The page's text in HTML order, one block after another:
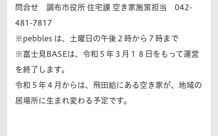
問合せ 調布市役所 住宅課 空き家施策担当 042-
481-7817
※pebbles は、土曜日の午後２時から７時まで
※富士見BASEは、令和５年３月１８日をもって運営
を終了します。
令和５年４月からは、飛田給にある空き家が、地域の
居場所に生まれ変わる予定です。